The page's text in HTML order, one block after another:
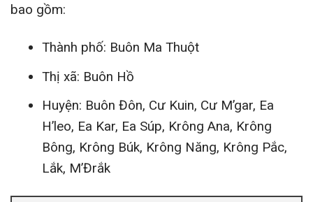
bao gồm:
Thành phố: Buôn Ma Thuột
Thị xã: Buôn Hồ
Huyện: Buôn Đôn, Cư Kuin, Cư M’gar, Ea
H’leo, Ea Kar, Ea Súp, Krông Ana, Krông
Bông, Krông Búk, Krông Năng, Krông Pắc,
Lắk, M’Đrắk